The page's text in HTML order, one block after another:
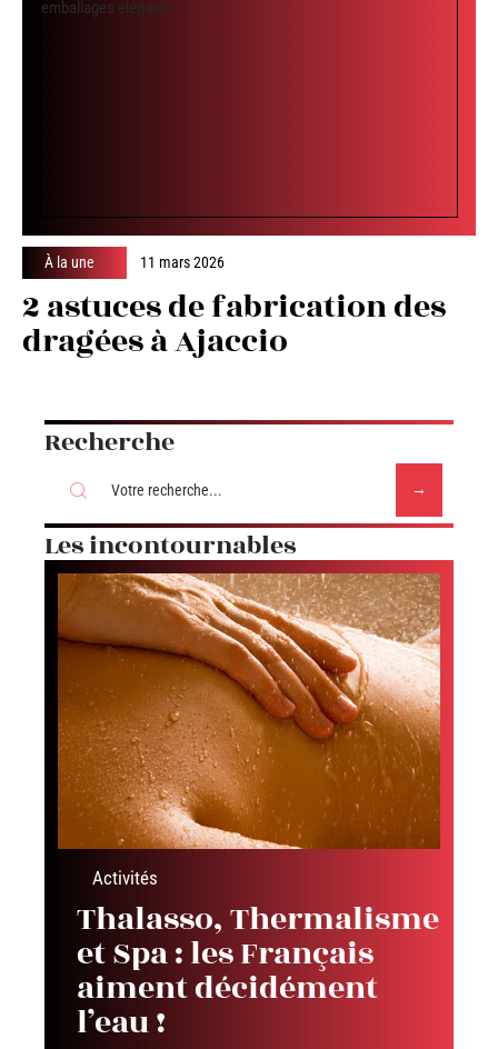
À la une 11 mars 2026
2 astuces de fabrication des
dragées à Ajaccio
Recherche
Les incontournables
Activités
Thalasso, Thermalisme
et Spa : les Français
aiment décidément
l’eau !